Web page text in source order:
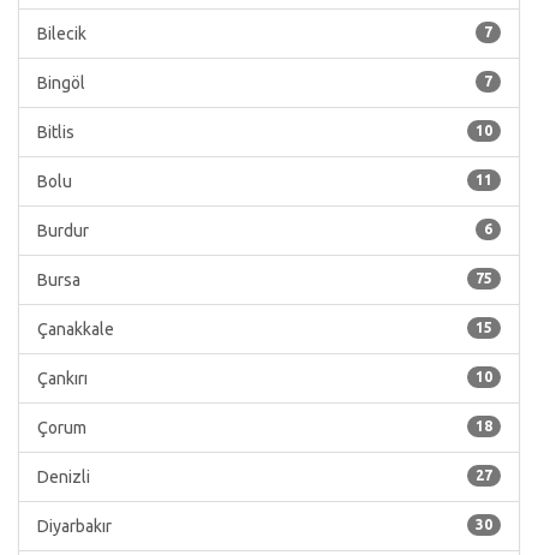
7
Bilecik
7
Bingöl
10
Bitlis
11
Bolu
6
Burdur
75
Bursa
15
Çanakkale
10
Çankırı
18
Çorum
27
Denizli
30
Diyarbakır